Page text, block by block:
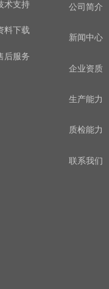
术支持
料下载
后服务
公司简介
新闻中心
企业资质
生产能力
质检能力
联系我们